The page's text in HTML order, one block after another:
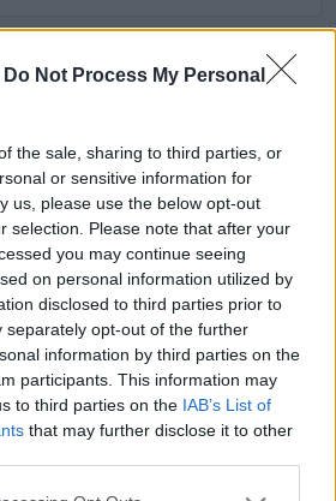
Do Not Process My Personal
the sale, sharing to third parties, or
or sensitive information for
us, please use the below opt-out
selection. Please note that after your
you may continue seeing
on personal information utilized by
disclosed to third parties prior to
separately opt-out of the further
information by third parties on the
participants. This information may
to third parties on the IAB’s List of
that may further disclose it to other
001
(Asturias)
8716